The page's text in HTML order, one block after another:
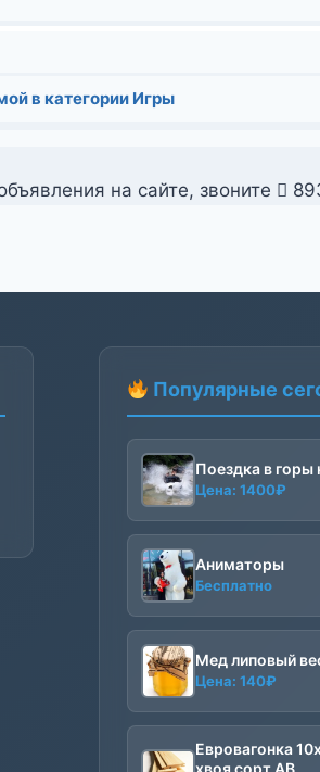
в категории Игры
на сайте, звоните
Популярные
Поездка в горы
Цена: 1400₽
Аниматоры
Бесплатно
Мед липовый
Цена: 140₽
Евровагонка
хвоя сорт АВ